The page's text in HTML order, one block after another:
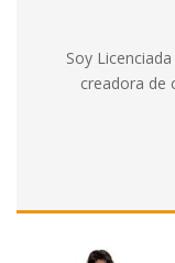
Soy
creadora de